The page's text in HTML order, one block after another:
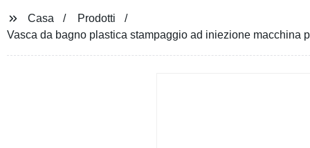
Casa
Prodotti
Vasca da bagno plastica stampaggio ad iniezione macchina